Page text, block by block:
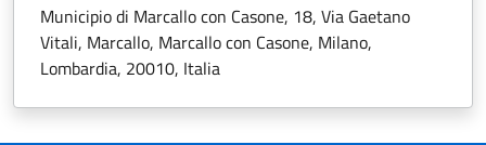
Municipio di Marcallo con Casone, 18, Via Gaetano
Vitali, Marcallo, Marcallo con Casone, Milano,
Lombardia, 20010, Italia